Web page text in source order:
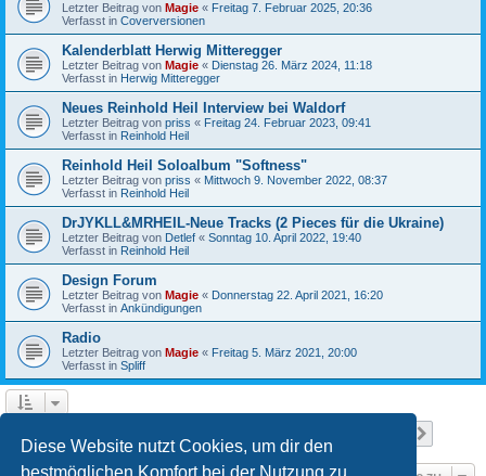
Diese Website nutzt Cookies, um dir den
bestmöglichen Komfort bei der Nutzung zu
Letzter Beitrag von Magie « Freitag 7. Februar 2025, 20:36
Verfasst in Coverversionen
Kalenderblatt Herwig Mitteregger
Letzter Beitrag von Magie « Dienstag 26. März 2024, 11:18
Verfasst in Herwig Mitteregger
Neues Reinhold Heil Interview bei Waldorf
Letzter Beitrag von priss « Freitag 24. Februar 2023, 09:41
Verfasst in Reinhold Heil
Reinhold Heil Soloalbum "Softness"
Letzter Beitrag von priss « Mittwoch 9. November 2022, 08:37
Verfasst in Reinhold Heil
DrJYKLL&MRHEIL-Neue Tracks (2 Pieces für die Ukraine)
Letzter Beitrag von Detlef « Sonntag 10. April 2022, 19:40
Verfasst in Reinhold Heil
Design Forum
Letzter Beitrag von Magie « Donnerstag 22. April 2021, 16:20
Verfasst in Ankündigungen
Radio
Letzter Beitrag von Magie « Freitag 5. März 2021, 20:00
Verfasst in Spliff